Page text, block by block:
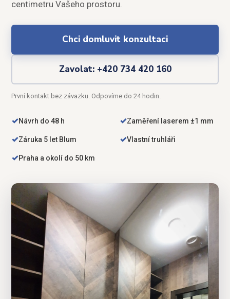
centimetru Vašeho prostoru.
Chci domluvit konzultaci
Zavolat: +420 734 420 160
První kontakt bez závazku. Odpovíme do 24 hodin.
✓Návrh do 48 h ✓Zaměření laserem ±1 mm
✓Záruka 5 let Blum ✓Vlastní truhláři
✓Praha a okolí do 50 km